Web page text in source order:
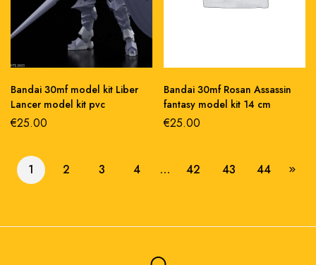
Bandai 30mf model kit Liber
Lancer model kit pvc
€25.00
Bandai 30mf Rosan Assassin
fantasy model kit 14 cm
€25.00
1 2 3 4 … 42 43 44